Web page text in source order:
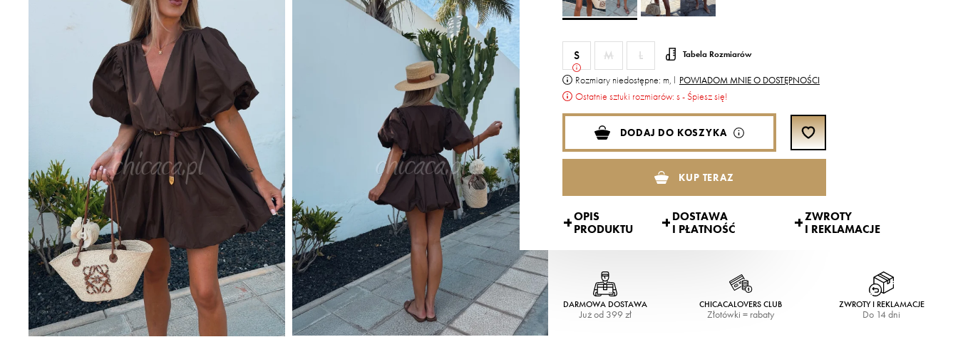
S M L Tabela Rozmiarów
Rozmiary niedostępne: m, l POWIADOM MNIE O DOSTĘPNOŚCI
Ostatnie sztuki rozmiarów: s - Śpiesz się!
DODAJ DO KOSZYKA
KUP TERAZ
OPIS
PRODUKTU
DOSTAWA
I PŁATNOŚĆ
ZWROTY
I REKLAMACJE
DARMOWA DOSTAWA
Już od 399 zł
CHICACALOVERS CLUB
Złotówki = rabaty
ZWROTY I REKLAMACJE
Do 14 dni